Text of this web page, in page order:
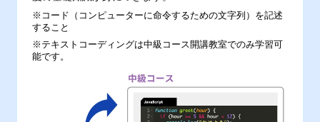
※コード（コンピューターに命令するための文字列）を記述
すること
※テキストコーディングは中級コース開講教室でのみ学習可
能です。